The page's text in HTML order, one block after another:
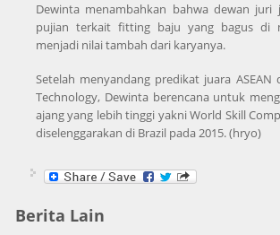
Dewinta menambahkan bahwa dewan juri
pujian terkait fitting baju yang bagus di
menjadi nilai tambah dari karyanya.
Setelah menyandang predikat juara ASEAN
Technology, Dewinta berencana untuk
ajang yang lebih tinggi yakni World Skill
diselenggarakan di Brazil pada 2015. (hryo)
Berita Lain